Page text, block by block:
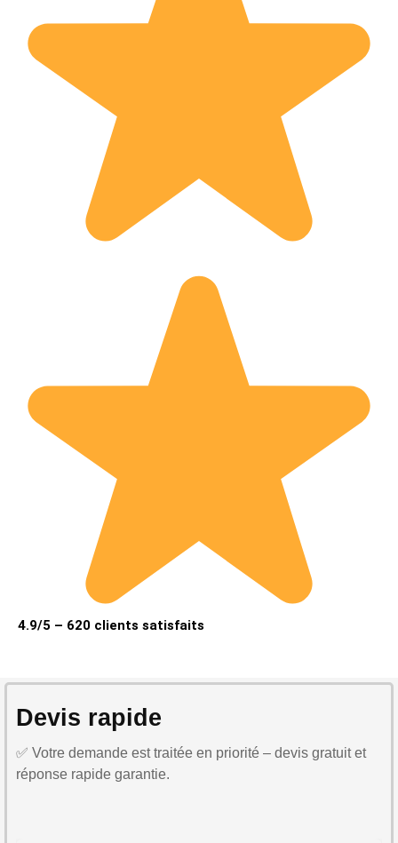
4.9/5 – 620 clients satisfaits
Devis rapide
✅ Votre demande est traitée en priorité – devis gratuit et
réponse rapide garantie.